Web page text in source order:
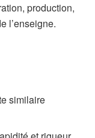
production,
l’enseigne.
similaire